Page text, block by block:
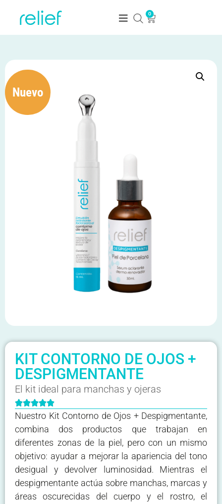
0
Nuevo
KIT CONTORNO DE OJOS +
DESPIGMENTANTE
El kit ideal para manchas y ojeras

Nuestro Kit Contorno de Ojos + Despigmentante,
combina dos productos que trabajan en
diferentes zonas de la piel, pero con un mismo
objetivo: ayudar a mejorar la apariencia del tono
desigual y devolver luminosidad. Mientras el
despigmentante actúa sobre manchas, marcas y
áreas oscurecidas del cuerpo y el rostro, el